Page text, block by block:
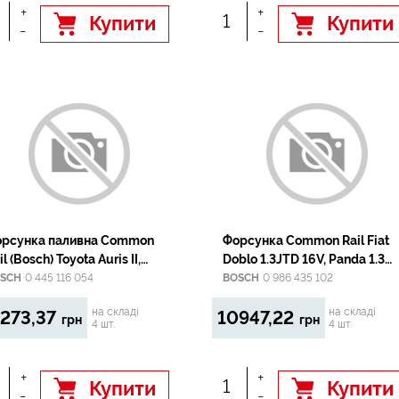
+
-
Купити
+
-
Купити
паливна Common
Toyota Auris II,
Corolla, Yaris 1.4D 09.11-
0 445 116 054
грн
на складі
4 шт.
+
Купити
Форсунка Common Rail Fiat
Doblo 1.3JTD 16V, Panda 1.3
JTD4x4/ 03-
BOSCH 0 986 435 102
10947,22 грн
на складі
4 шт.
+
Купити